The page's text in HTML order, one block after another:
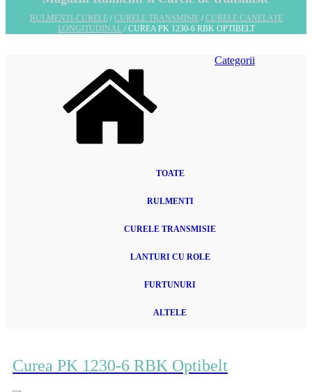
RULMENTI-CURELE/CURELE TRANSMISIE/CURELE CANELATE
LONGITUDINAL/ CUREA PK 1230-6 RBK OPTIBELT
Categorii
TOATE
RULMENTI
CURELE TRANSMISIE
LANTURI CU ROLE
FURTUNURI
ALTELE
Curea PK 1230-6 RBK Optibelt